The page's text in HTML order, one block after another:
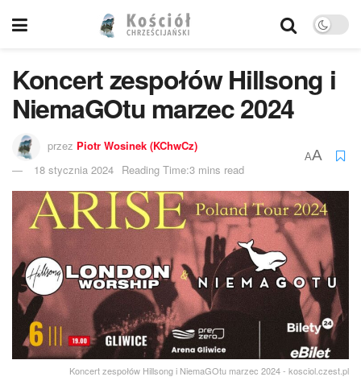
Koncert zespołów Hillsong i
NiemaGOtu marzec 2024
przez Piotr Wosinek (KChwCz)
18 stycznia 2024 Reading Time:3 mins read
AA
Koncert zespołów Hillsong i NiemaGOtu marzec 2024 - kosciol.czest.pl